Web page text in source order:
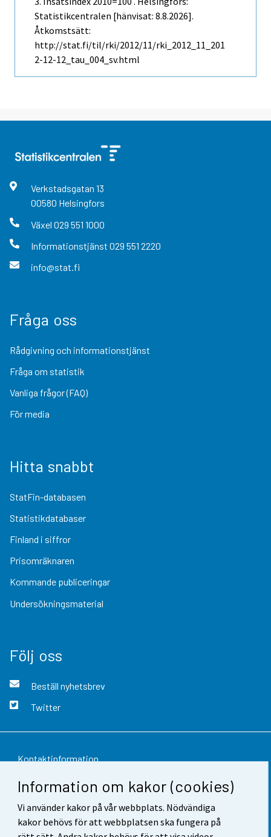
Information om kakor (cookies)
Vi använder kakor på vår webbplats. Nödvändiga
kakor behövs för att webbplatsen ska fungera på
Statistikcentralen [hänvisat: 8.8.2026].
Åtkomstsätt:
http://stat.fi/til/rki/2012/11/rki_2012_11_201
2-12-12_tau_004_sv.html
Verkstadsgatan 13
00580 Helsingfors
Växel 029 551 1000
Informationstjänst 029 551 2220
info@stat.fi
Fråga oss
Rådgivning och informationstjänst
Fråga om statistik
Vanliga frågor (FAQ)
För media
Hitta snabbt
StatFin-databasen
Statistikdatabaser
Finland i siffror
Prisomräknaren
Kommande publiceringar
Undersökningsmaterial
Följ oss
Beställ nyhetsbrev
Twitter
Kontaktinformation
Respons
Användarvillkor
Dataskydd